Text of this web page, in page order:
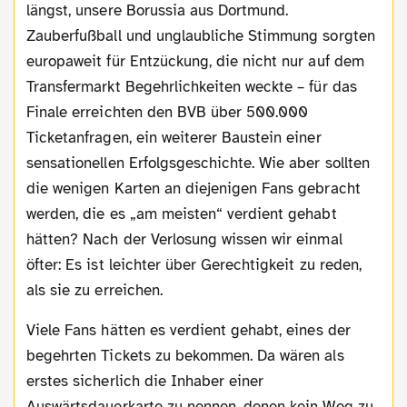
längst, unsere Borussia aus Dortmund.
Zauberfußball und unglaubliche Stimmung sorgten
europaweit für Entzückung, die nicht nur auf dem
Transfermarkt Begehrlichkeiten weckte – für das
Finale erreichten den BVB über 500.000
Ticketanfragen, ein weiterer Baustein einer
sensationellen Erfolgsgeschichte. Wie aber sollten
die wenigen Karten an diejenigen Fans gebracht
werden, die es „am meisten“ verdient gehabt
hätten? Nach der Verlosung wissen wir einmal
öfter: Es ist leichter über Gerechtigkeit zu reden,
als sie zu erreichen.
Viele Fans hätten es verdient gehabt, eines der
begehrten Tickets zu bekommen. Da wären als
erstes sicherlich die Inhaber einer